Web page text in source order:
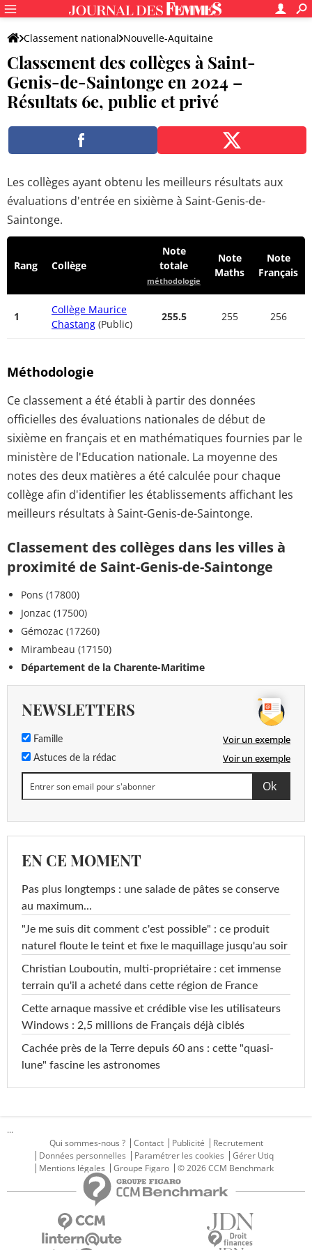
Classement national Nouvelle-Aquitaine
Charente-Maritime Saint-Genis-de-Saintonge
Classement des collèges à Saint-
Genis-de-Saintonge en 2024 –
Résultats 6e, public et privé
Les collèges ayant obtenu les meilleurs résultats aux
évaluations d'entrée en sixième à Saint-Genis-de-
Saintonge.
Rang Collège
Note
totale
méthodologie
Note
Maths
Note
Français
1
Collège Maurice
Chastang (Public)
255.5 255 256
Méthodologie
Ce classement a été établi à partir des données
officielles des évaluations nationales de début de
sixième en français et en mathématiques fournies par le
ministère de l'Education nationale. La moyenne des
notes des deux matières a été calculée pour chaque
collège afin d'identifier les établissements affichant les
meilleurs résultats à Saint-Genis-de-Saintonge.
Classement des collèges dans les villes à
proximité de Saint-Genis-de-Saintonge
Pons (17800)
Jonzac (17500)
Gémozac (17260)
Mirambeau (17150)
Département de la Charente-Maritime
NEWSLETTERS
Famille Voir un exemple
Astuces de la rédac Voir un exemple
EN CE MOMENT
Pas plus longtemps : une salade de pâtes se conserve
au maximum...
"Je me suis dit comment c'est possible" : ce produit
naturel floute le teint et fixe le maquillage jusqu'au soir
Christian Louboutin, multi-propriétaire : cet immense
terrain qu'il a acheté dans cette région de France
Cette arnaque massive et crédible vise les utilisateurs
Windows : 2,5 millions de Français déjà ciblés
Cachée près de la Terre depuis 60 ans : cette "quasi-
lune" fascine les astronomes
...
Qui sommes-nous ?
Contact Publicité
Recrutement
Données personnelles
Paramétrer les cookies
Gérer Utiq
Mentions légales
Groupe Figaro © 2026 CCM Benchmark